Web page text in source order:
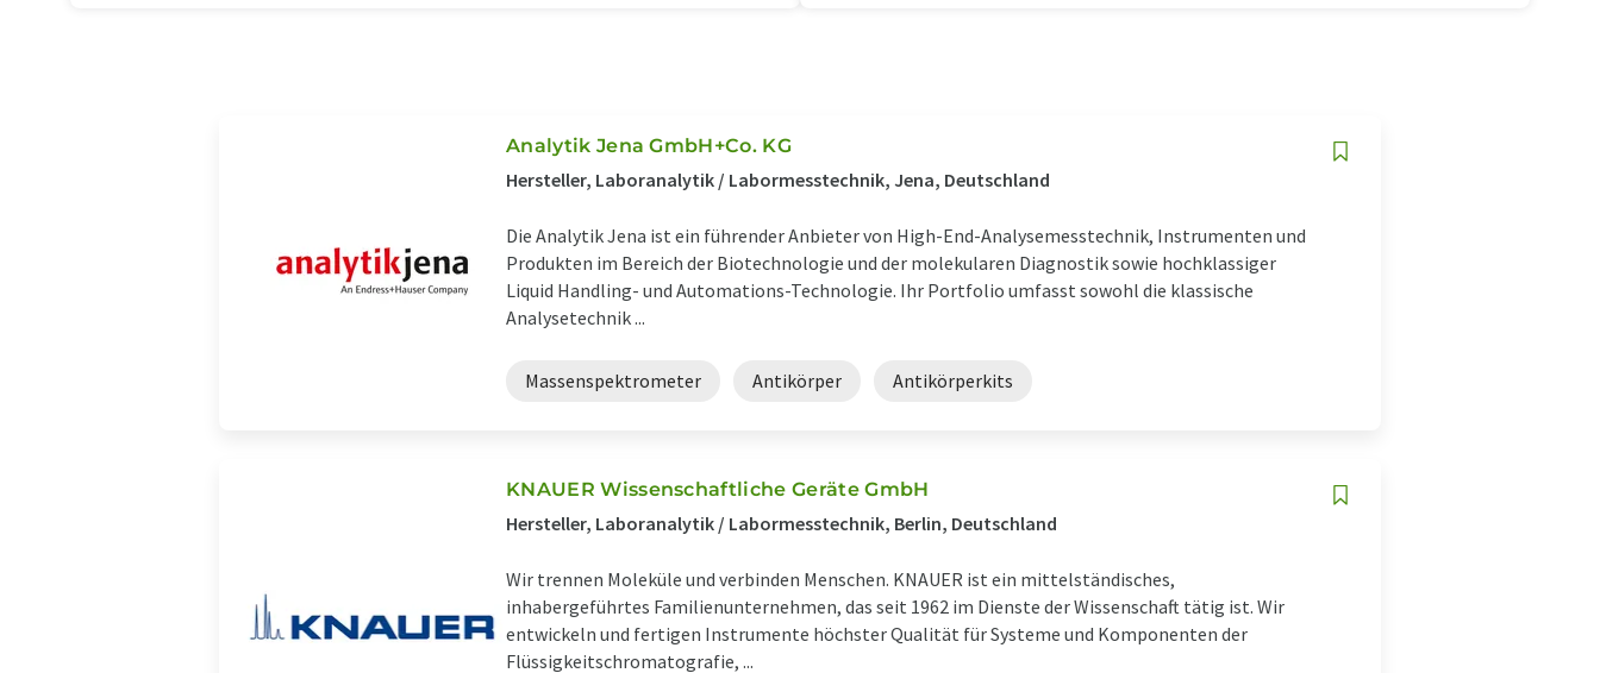
Analytik Jena GmbH+Co. KG
Hersteller, Laboranalytik / Labormesstechnik, Jena, Deutschland
Die Analytik Jena ist ein führender Anbieter von High-End-Analysemesstechnik, Instrumenten und
Produkten im Bereich der Biotechnologie und der molekularen Diagnostik sowie hochklassiger
Liquid Handling- und Automations-Technologie. Ihr Portfolio umfasst sowohl die klassische
Analysetechnik ...
Massenspektrometer Antikörper Antikörperkits
KNAUER Wissenschaftliche Geräte GmbH
Hersteller, Laboranalytik / Labormesstechnik, Berlin, Deutschland
Wir trennen Moleküle und verbinden Menschen. KNAUER ist ein mittelständisches,
inhabergeführtes Familienunternehmen, das seit 1962 im Dienste der Wissenschaft tätig ist. Wir
entwickeln und fertigen Instrumente höchster Qualität für Systeme und Komponenten der
Flüssigkeitschromatografie, ...